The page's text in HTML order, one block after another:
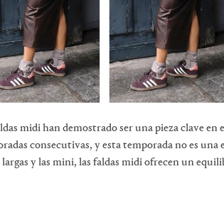
midi han demostrado ser una pieza clave
consecutivas, y esta temporada no es
largas y las mini, las faldas midi ofrecen un